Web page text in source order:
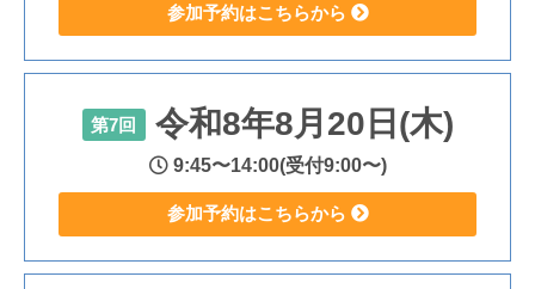
参加予約はこちらから
第7回 令和8年8月20日(木)
9:45〜14:00(受付9:00〜)
参加予約はこちらから